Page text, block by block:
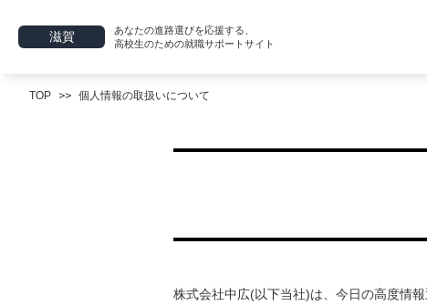
滋賀
あなたの進路選びを応援する、
高校生のための就職サポートサイト
TOP 個人情報の取扱いについて
株式会社中広(以下当社)は、今日の高度情